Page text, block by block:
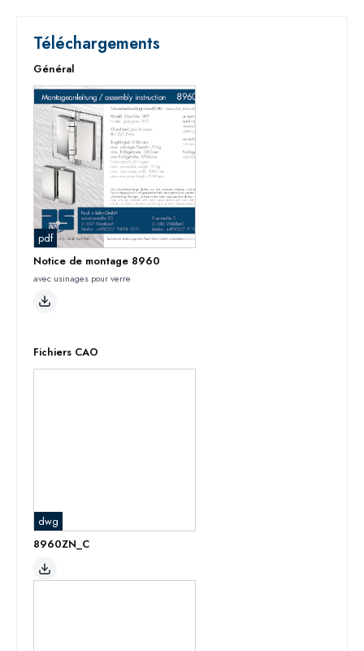
Téléchargements
Général
pdf
Notice de montage 8960
avec usinages pour verre
Fichiers CAO
dwg
8960ZN_C